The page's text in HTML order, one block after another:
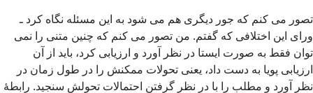
تصور می کنم که جور دیگری هم می شود به این مسئله نگاه کرد ـ
ورای این اختلافی که گفتم. من تصور می کنم که چنین متنی را نمی
توان فقط به صورت ایستا در نظر آورد و ارزیابی کرد، باید از آن
ارزیابی پویا به دست داد، یعنی تحولات ممکنش را در طول زمان در
نظر آورد و مطلب را با در نظر گرفتن احتمالات تحولش سنجید. رابطۀ